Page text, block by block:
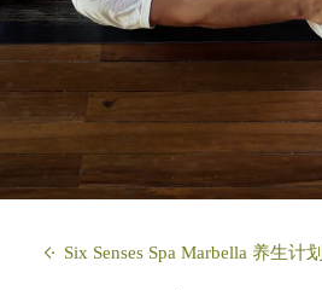
​Six Senses Spa Marbella 养生计划